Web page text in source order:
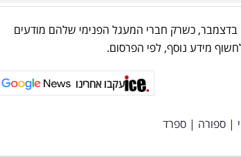
כשרק חברי המעגל הפנימי שלהם מודעים
מידע נוסף, לפי הפרסום.
עקבו אחרינו
| ספורה | ספרד